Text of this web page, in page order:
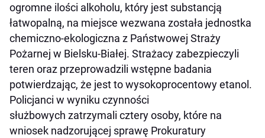
ogromne ilości alkoholu, który jest substancją
łatwopalną, na miejsce wezwana została jednostka
chemiczno-ekologiczna z Państwowej Straży
Pożarnej w Bielsku-Białej. Strażacy zabezpieczyli
teren oraz przeprowadzili wstępne badania
potwierdzając, że jest to wysokoprocentowy etanol.
Policjanci w wyniku czynności
służbowych zatrzymali cztery osoby, które na
wniosek nadzorującej sprawę Prokuratury